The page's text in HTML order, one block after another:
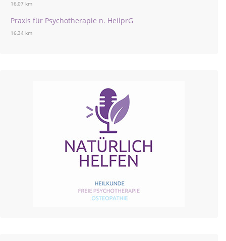
16,07 km
Praxis für Psychotherapie n. HeilprG
16,34 km